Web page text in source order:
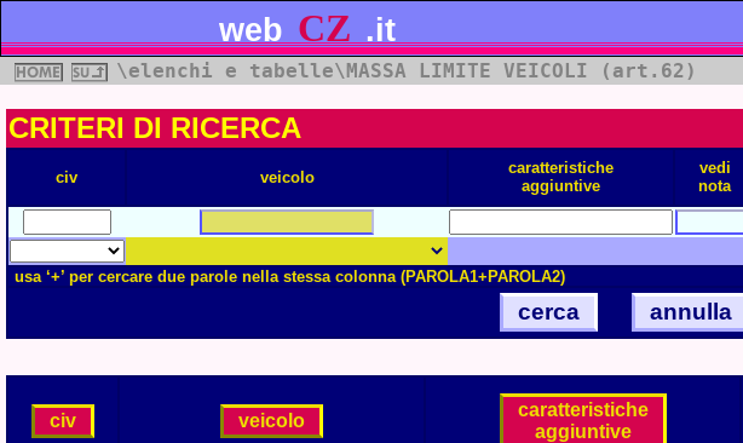
web CZ .it
\elenchi e tabelle\MASSA LIMITE VEICOLI (art.62)
CRITERI DI RICERCA
civ veicolo
caratteristiche
aggiuntive
vedi
nota
usa ‘+’ per cercare due parole nella stessa colonna (PAROLA1+PAROLA2)
cerca annulla
civ veicolo
caratteristiche
aggiuntive